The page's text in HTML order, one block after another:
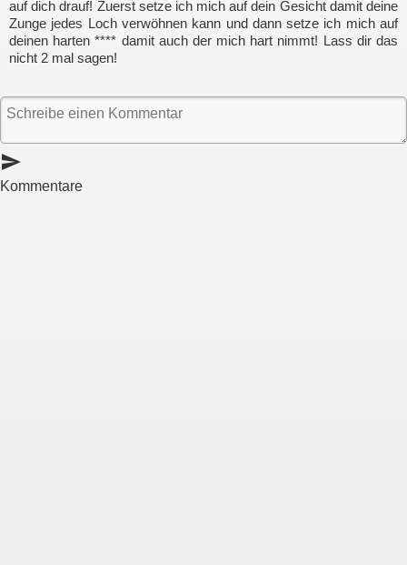
auf dich drauf! Zuerst setze ich mich auf dein Gesicht damit deine
Zunge jedes Loch verwöhnen kann und dann setze ich mich auf
deinen harten **** damit auch der mich hart nimmt! Lass dir das
nicht 2 mal sagen!
send
Kommentare